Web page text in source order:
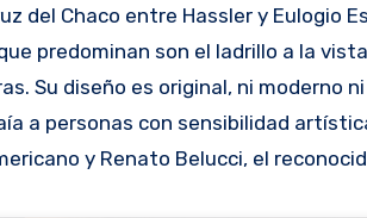
del Chaco entre Hassler y Eulogio
predominan son el ladrillo a la
Su diseño es original, ni moderno
a personas con sensibilidad
y Renato Belucci, el